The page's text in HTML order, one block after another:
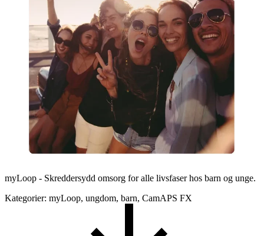
myLoop - Skreddersydd omsorg for alle livsfaser hos barn og unge.
Kategorier: myLoop, ungdom, barn, CamAPS FX